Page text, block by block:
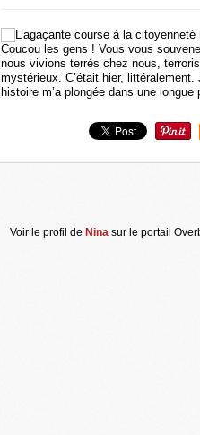
Coucou les gens ! Vous vous
nous vivions terrés chez nous,
mystérieux. C’était hier,
histoire m’a plongée dans une longue
Voir le profil de Ninasur le portail